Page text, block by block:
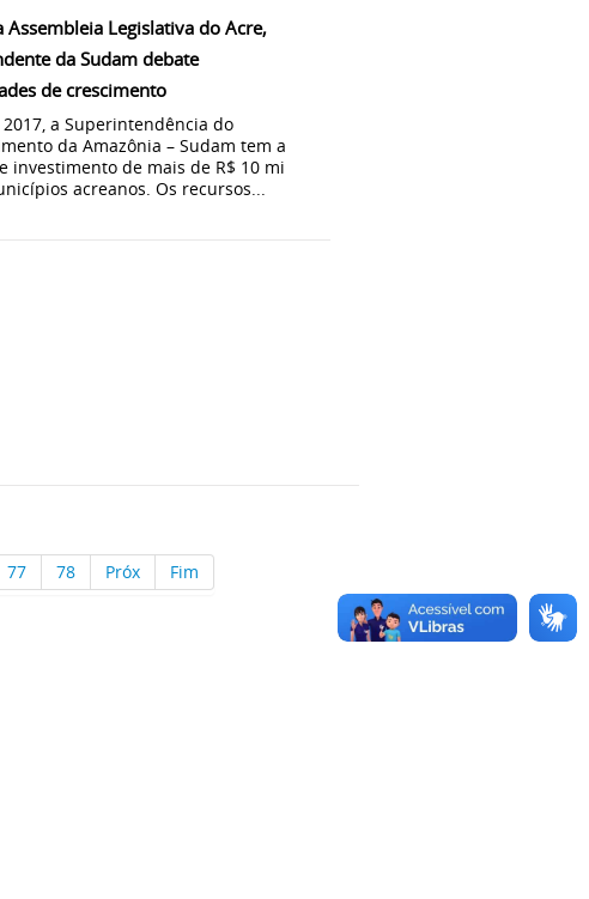
Assembleia Legislativa do Acre,
da Sudam debate
de crescimento
a Superintendência do
da Amazônia – Sudam tem a
investimento de mais de R$ 10 mi
acreanos. Os recursos...
77 78 Próx Fim